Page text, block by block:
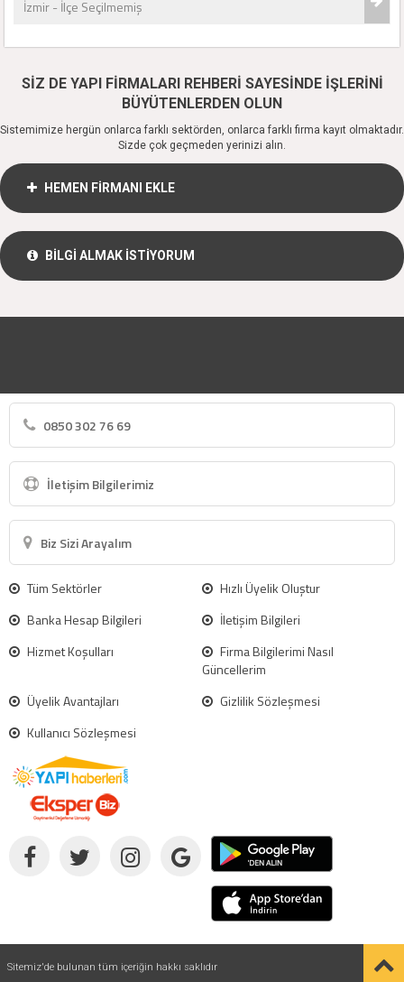
İzmir - İlçe Seçilmemiş
SİZ DE YAPI FİRMALARI REHBERİ SAYESİNDE İŞLERİNİ
BÜYÜTENLERDEN OLUN
Sistemimize hergün onlarca farklı sektörden, onlarca farklı firma kayıt olmaktadır.
Sizde çok geçmeden yerinizi alın.
HEMEN FİRMANI EKLE
BİLGİ ALMAK İSTİYORUM
0850 302 76 69
İletişim Bilgilerimiz
Biz Sizi Arayalım
Tüm Sektörler
Hızlı Üyelik Oluştur
Banka Hesap Bilgileri
İletişim Bilgileri
Hizmet Koşulları
Firma Bilgilerimi Nasıl
Güncellerim
Üyelik Avantajları
Gizlilik Sözleşmesi
Kullanıcı Sözleşmesi
Sitemiz'de bulunan tüm içeriğin hakkı saklıdır